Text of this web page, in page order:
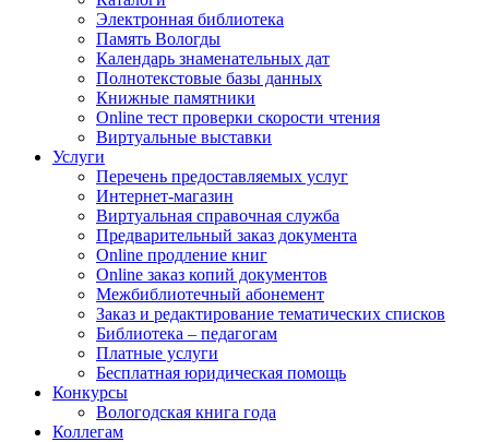
Электронная библиотека
Память Вологды
Календарь знаменательных дат
Полнотекстовые базы данных
Книжные памятники
Online тест проверки скорости чтения
Виртуальные выставки
Услуги
Перечень предоставляемых услуг
Интернет-магазин
Виртуальная справочная служба
Предварительный заказ документа
Online продление книг
Online заказ копий документов
Межбиблиотечный абонемент
Заказ и редактирование тематических списков
Библиотека – педагогам
Платные услуги
Бесплатная юридическая помощь
Конкурсы
Вологодская книга года
Коллегам